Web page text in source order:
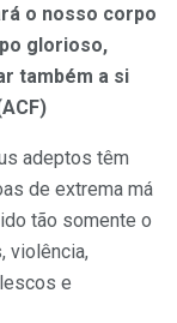
o nosso corpo
glorioso,
também a si
adeptos têm
de extrema má
tão somente o
violência,
e